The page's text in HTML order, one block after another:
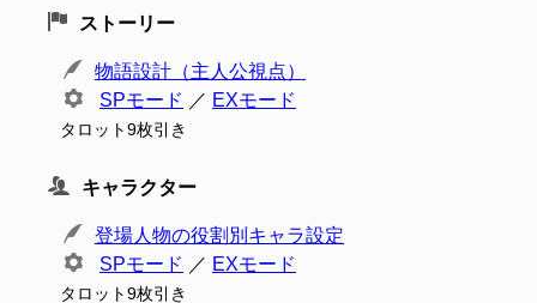
ストーリー
物語設計（主人公視点）
SPモード ／ EXモード
タロット9枚引き
キャラクター
登場人物の役割別キャラ設定
SPモード ／ EXモード
タロット9枚引き